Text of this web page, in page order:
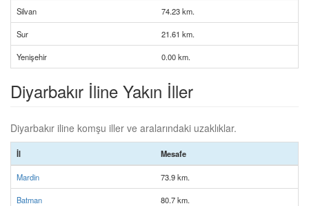
Silvan 74.23 km.
Sur 21.61 km.
Yenişehir 0.00 km.
Diyarbakır İline Yakın İller
Diyarbakır iline komşu iller ve aralarındaki uzaklıklar.
İl Mesafe
Mardin 73.9 km.
Batman 80.7 km.